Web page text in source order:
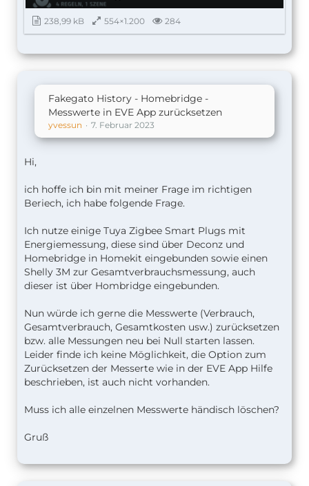
238,99 kB 554×1.200 284
Fakegato History - Homebridge -
Messwerte in EVE App zurücksetzen
yvessun 7. Februar 2023
Hi,
ich hoffe ich bin mit meiner Frage im richtigen
Beriech, ich habe folgende Frage.
Ich nutze einige Tuya Zigbee Smart Plugs mit
Energiemessung, diese sind über Deconz und
Homebridge in Homekit eingebunden sowie einen
Shelly 3M zur Gesamtverbrauchsmessung, auch
dieser ist über Hombridge eingebunden.
Nun würde ich gerne die Messwerte (Verbrauch,
Gesamtverbrauch, Gesamtkosten usw.) zurücksetzen
bzw. alle Messungen neu bei Null starten lassen.
Leider finde ich keine Möglichkeit, die Option zum
Zurücksetzen der Messerte wie in der EVE App Hilfe
beschrieben, ist auch nicht vorhanden.
Muss ich alle einzelnen Messwerte händisch löschen?
Gruß